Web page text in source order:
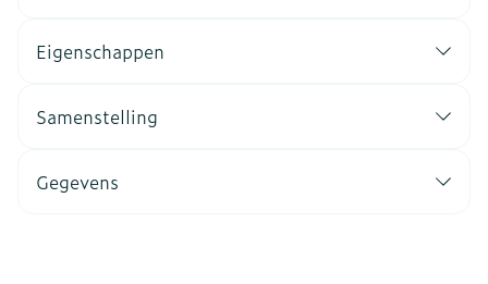
Eigenschappen
Samenstelling
Gegevens